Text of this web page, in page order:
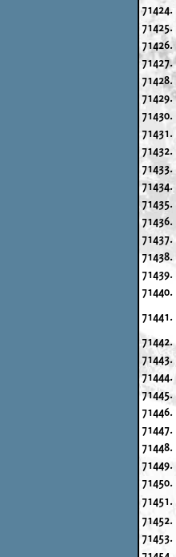
71424.
71425.
71426.
71427.
71428.
71429.
71430.
71431.
71432.
71433.
71434.
71435.
71436.
71437.
71438.
71439.
71440.
71441.
71442.
71443.
71444.
71445.
71446.
71447.
71448.
71449.
71450.
71451.
71452.
71453.